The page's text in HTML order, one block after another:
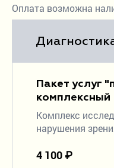
Оплата возможна
Пакет услуг
комплексный
Комплекс
нарушения
4 100 ₽